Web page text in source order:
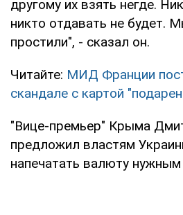
другому их взять негде.
никто отдавать не будет.
простили", - сказал он.
Читайте: МИД Франции
скандале с картой
"Вице-премьер" Крыма
предложил властям
напечатать валюту